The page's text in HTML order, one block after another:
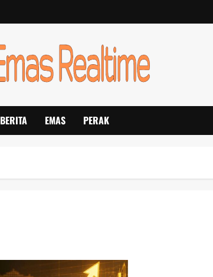
BERITA EMAS PERAK